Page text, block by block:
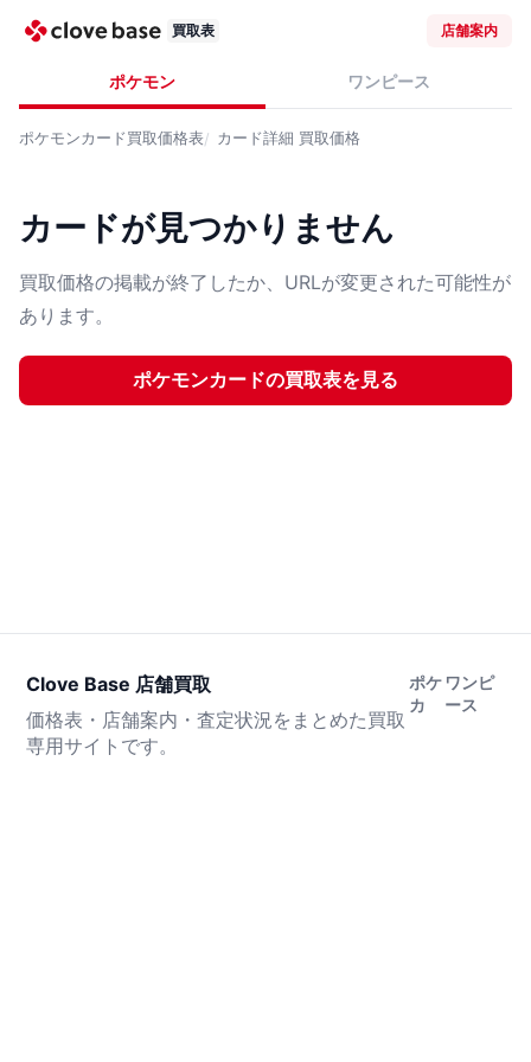
買取表 店舗案内
ポケモン ワンピース
ポケモンカード買取価格表 カード詳細 買取価格
カードが見つかりません
買取価格の掲載が終了したか、URLが変更された可能性が
あります。
ポケモンカードの買取表を見る
Clove Base 店舗買取
価格表・店舗案内・査定状況をまとめた買取
専用サイトです。
ポケ
カ
ワンピ
ース